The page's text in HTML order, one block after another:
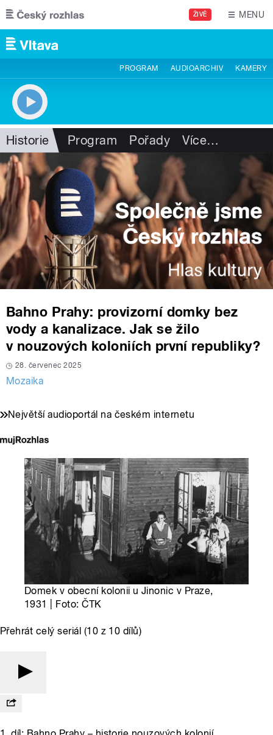
Přejít k hlavnímu obsahu
ŽIVĚ MENU
PROGRAM AUDIOARCHIV KAMERY
Historie Program Pořady Více…
Bahno Prahy: provizorní domky bez
vody a kanalizace. Jak se žilo
v nouzových koloniích první republiky?
28. červenec 2025
Mozaika
Největší audioportál na českém internetu
Domek v obecní kolonii u Jinonic v Praze,
1931 | Foto: ČTK
Přehrát celý seriál (10 z 10 dílů)